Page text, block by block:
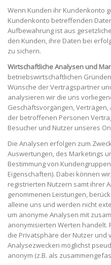
Wenn Kunden ihr Kundenkonto
Kundenkonto betreffenden
Aufbewahrung ist aus
den Kunden, ihre Daten bei
zu sichern.
Wirtschaftliche Analysen und
betriebswirtschaftlichen
Wünsche der Vertragspartner
analysieren wir die uns
Geschäftsvorgängen,
der betroffenen Personen
Besucher und Nutzer unseres
Die Analysen erfolgen zum
Auswertungen, des Marketings
Bestimmung von
Eigenschaften). Dabei können
registrierten Nutzern samt ihrer
genommenen Leistungen,
alleine uns und werden nicht
um anonyme Analysen mit
anonymisierten Werten handelt.
die Privatsphäre der Nutzer und
Analysezwecken möglichst
anonym (z.B. als